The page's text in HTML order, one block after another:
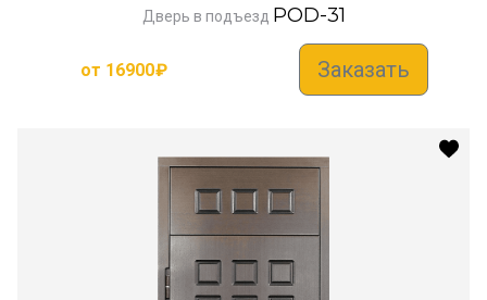
Дверь в подъезд POD-31
от 16900₽ Заказать